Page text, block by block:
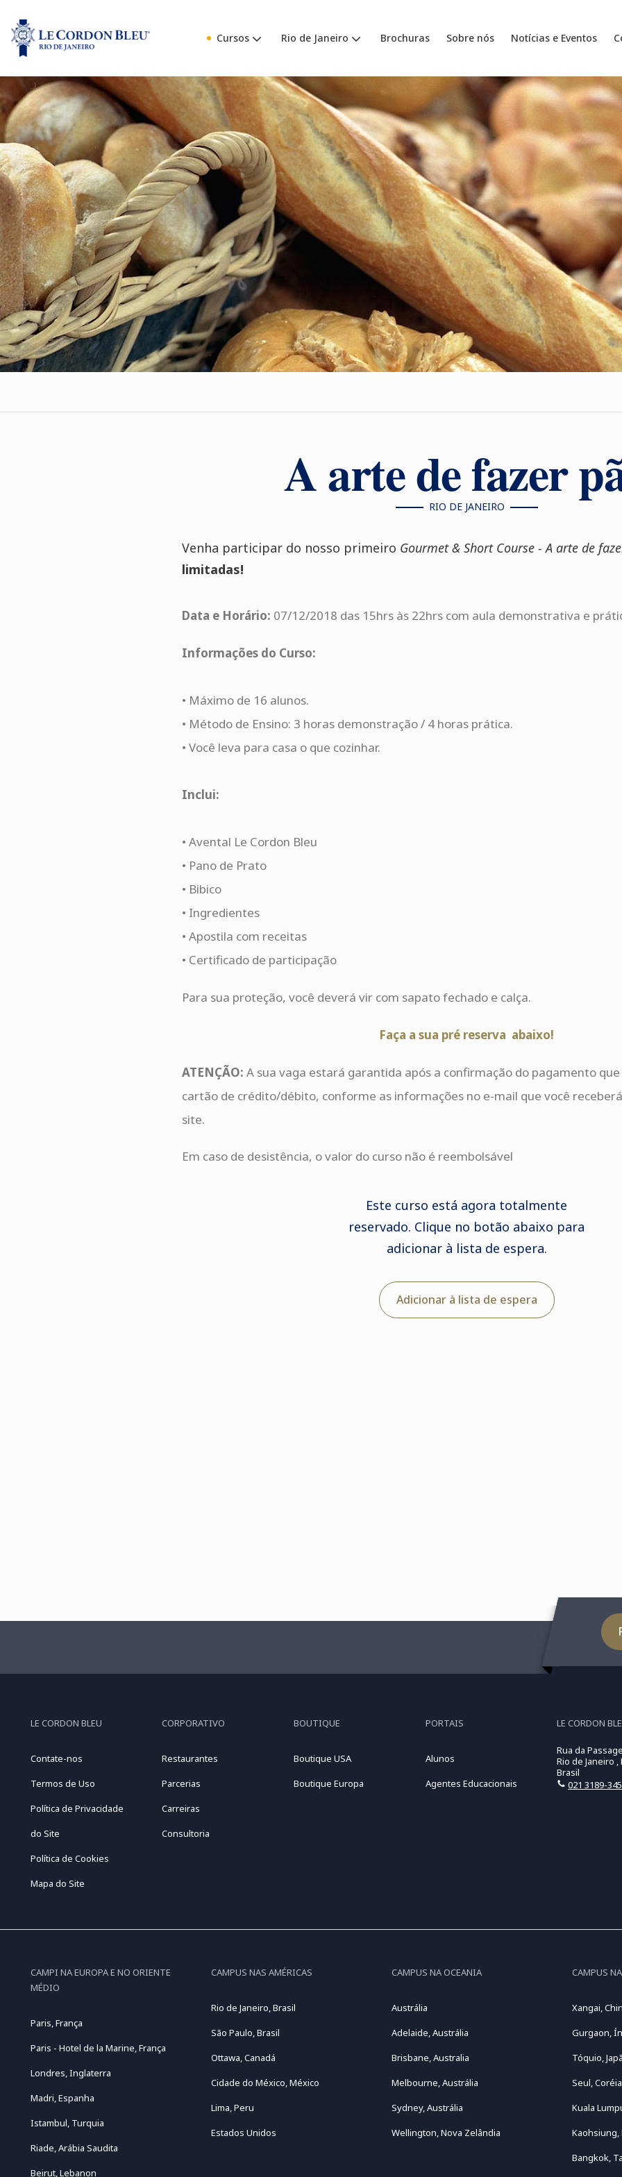
Cursos Rio de Janeiro Brochuras Sobre nós Notícias e Eventos
A arte de fazer
RIO DE JANEIRO
Venha participar do nosso primeiro Gourmet & Short Course - A arte de
limitadas!
Data e Horário: 07/12/2018 das 15hrs às 22hrs com aula demonstrativa e
Informações do Curso:
• Máximo de 16 alunos.
• Método de Ensino: 3 horas demonstração / 4 horas prática.
• Você leva para casa o que cozinhar.
Inclui:
• Avental Le Cordon Bleu
• Pano de Prato
• Bibico
• Ingredientes
• Apostila com receitas
• Certificado de participação
Para sua proteção, você deverá vir com sapato fechado e calça.
Faça a sua pré reserva abaixo!
ATENÇÃO: A sua vaga estará garantida após a confirmação do pagamento
cartão de crédito/débito, conforme as informações no e-mail que você
site.
Em caso de desistência, o valor do curso não é reembolsável
Este curso está agora totalmente
reservado. Clique no botão abaixo para
adicionar à lista de espera.
Adicionar à lista de espera
LE CORDON BLEU
Contate-nos
Termos de Uso
Política de Privacidade
do Site
Política de Cookies
Mapa do Site
CORPORATIVO
Restaurantes
Parcerias
Carreiras
Consultoria
BOUTIQUE
Boutique USA
Boutique Europa
PORTAIS
Alunos
Agentes Educacionais
LE CORDON
Rua da
Rio de Janeiro ,
Brasil
021 3189-
CAMPI NA EUROPA E NO ORIENTE
MÉDIO
Paris, França
Paris - Hotel de la Marine, França
Londres, Inglaterra
Madri, Espanha
Istambul, Turquia
Riade, Arábia Saudita
Beirut, Lebanon
CAMPUS NAS AMÉRICAS
Rio de Janeiro, Brasil
São Paulo, Brasil
Ottawa, Canadá
Cidade do México, México
Lima, Peru
Estados Unidos
CAMPUS NA OCEANIA
Austrália
Adelaide, Austrália
Brisbane, Australia
Melbourne, Austrália
Sydney, Austrália
Wellington, Nova Zelândia
CAMPUS
Xangai,
Gurgaon,
Tóquio,
Seul, Coréia
Kuala
Kaohsiung,
Bangkok,